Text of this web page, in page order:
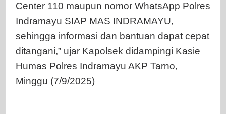
Center 110 maupun nomor WhatsApp Polres
Indramayu SIAP MAS INDRAMAYU,
sehingga informasi dan bantuan dapat cepat
ditangani,” ujar Kapolsek didampingi Kasie
Humas Polres Indramayu AKP Tarno,
Minggu (7/9/2025)